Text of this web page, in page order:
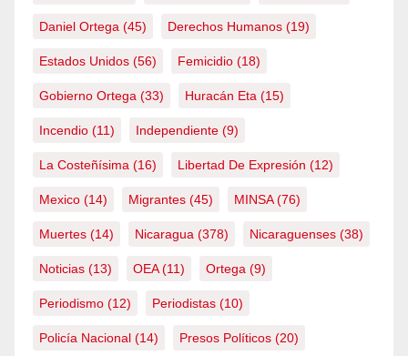
Daniel Ortega (45) Derechos Humanos (19)
Estados Unidos (56) Femicidio (18)
Gobierno Ortega (33) Huracán Eta (15)
Incendio (11) Independiente (9)
La Costeñísima (16) Libertad De Expresión (12)
Mexico (14) Migrantes (45) MINSA(76)
Muertes (14) Nicaragua (378) Nicaraguenses (38)
Noticias (13) OEA(11) Ortega (9)
Periodismo (12) Periodistas (10)
Policía Nacional (14) Presos Políticos (20)